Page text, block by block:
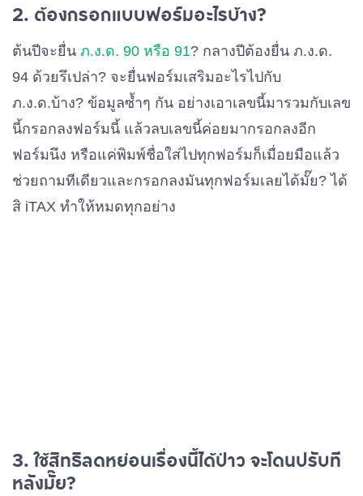
2. ต้องกรอกแบบฟอร์มอะไรบ้าง?
ต้นปีจะยื่น ภ.ง.ด. 90 หรือ 91? กลางปีต้องยื่น ภ.ง.ด.
94 ด้วยรึเปล่า? จะยื่นฟอร์มเสริมอะไรไปกับ
ภ.ง.ด.บ้าง? ข้อมูลซ้ำๆ กัน อย่างเอาเลขนี้มารวมกับเลข
นี้กรอกลงฟอร์มนี้ แล้วลบเลขนี้ค่อยมากรอกลงอีก
ฟอร์มนึง หรือแค่พิมพ์ชื่อใส่ไปทุกฟอร์มก็เมื่อยมือแล้ว
ช่วยถามทีเดียวและกรอกลงมันทุกฟอร์มเลยได้มั๊ย? ได้
สิ iTAX ทำให้หมดทุกอย่าง
3. ใช้สิทธิลดหย่อนเรื่องนี้ได้ป่าว จะโดนปรับที
หลังมั๊ย?